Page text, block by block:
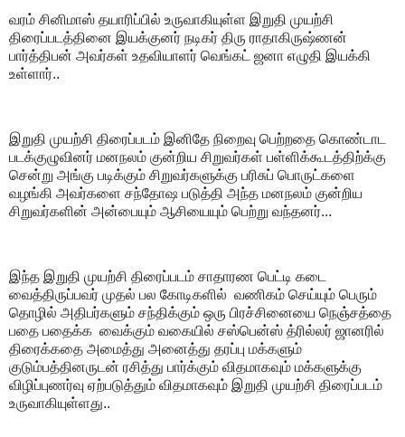
வரம் சினிமாஸ் தயாரிப்பில் உருவாகியுள்ள இறுதி முயற்சி
திரைப்படத்தினை இயக்குனர் நடிகர் திரு ராதாகிருஷ்ணன்
பார்த்திபன் அவர்கள் உதவியாளர் வெங்கட் ஜனா எழுதி இயக்கி
உள்ளார்..
இறுதி முயற்சி திரைப்படம் இனிதே நிறைவு பெற்றதை கொண்டாட
படக்குழுவினர் மனநலம் குன்றிய சிறுவர்கள் பள்ளிக்கூடத்திற்க்கு
சென்று அங்கு படிக்கும் சிறுவர்களுக்கு பரிசுப் பொருட்களை
வழங்கி அவர்களை சந்தோஷ படுத்தி அந்த மனநலம் குன்றிய
சிறுவர்களின் அன்பையும் ஆசியையும் பெற்று வந்தனர்...
இந்த இறுதி முயற்சி திரைப்படம் சாதாரண பெட்டி கடை
வைத்திருப்பவர் முதல் பல கோடிகளில் வணிகம் செய்யும் பெரும்
தொழில் அதிபர்களும் சந்திக்கும் ஒரு பிரச்சினையை நெஞ்சத்தை
பதை பதைக்க வைக்கும் வகையில் சஸ்பென்ஸ் த்ரில்லர் ஜானரில்
திரைக்கதை அமைத்து அனைத்து தரப்பு மக்களும்
குடும்பத்தினருடன் ரசித்து பார்க்கும் விதமாகவும் மக்களுக்கு
விழிப்புணர்வு ஏற்படுத்தும் விதமாகவும் இறுதி முயற்சி திரைப்படம்
உருவாகியுள்ளது..